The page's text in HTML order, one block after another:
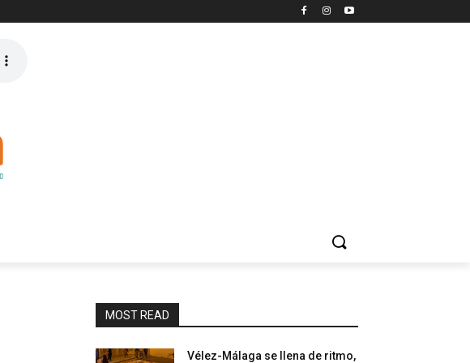
MOST READ
Vélez-Málaga se llena de ritmo,